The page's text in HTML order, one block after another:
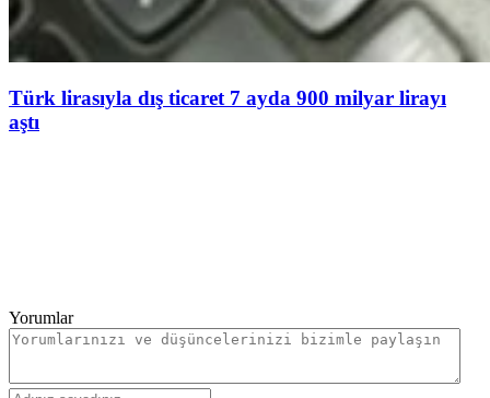
Türk lirasıyla dış ticaret 7 ayda 900 milyar lirayı
aştı
Yorumlar